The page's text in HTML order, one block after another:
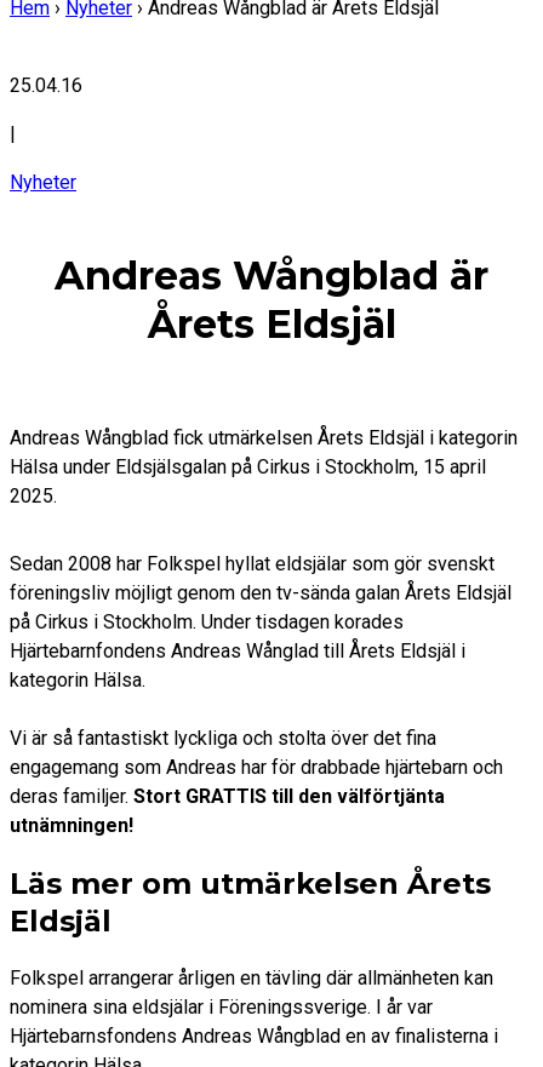
Hem › Nyheter › Andreas Wångblad är Årets Eldsjäl
25.04.16
|
Nyheter
Andreas Wångblad är
Årets Eldsjäl
Andreas Wångblad fick utmärkelsen Årets Eldsjäl i kategorin
Hälsa under Eldsjälsgalan på Cirkus i Stockholm, 15 april
2025.
Sedan 2008 har Folkspel hyllat eldsjälar som gör svenskt
föreningsliv möjligt genom den tv-sända galan Årets Eldsjäl
på Cirkus i Stockholm. Under tisdagen korades
Hjärtebarnfondens Andreas Wånglad till Årets Eldsjäl i
kategorin Hälsa.
Vi är så fantastiskt lyckliga och stolta över det fina
engagemang som Andreas har för drabbade hjärtebarn och
deras familjer. Stort GRATTIS till den välförtjänta
utnämningen!
Läs mer om utmärkelsen Årets
Eldsjäl
Folkspel arrangerar årligen en tävling där allmänheten kan
nominera sina eldsjälar i Föreningssverige. I år var
Hjärtebarnsfondens Andreas Wångblad en av finalisterna i